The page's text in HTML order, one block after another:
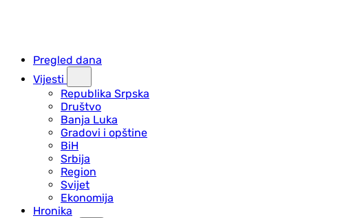
Pregled dana
Vijesti
Republika Srpska
Društvo
Banja Luka
Gradovi i opštine
BiH
Srbija
Region
Svijet
Ekonomija
Hronika